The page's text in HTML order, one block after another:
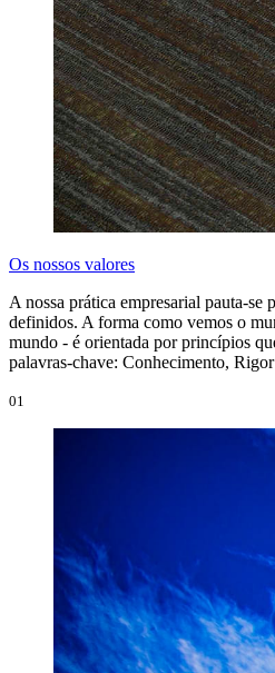
Os nossos valores
A nossa prática empresarial pauta-se
definidos. A forma como vemos o
mundo - é orientada por princípios
palavras-chave: Conhecimento,
01